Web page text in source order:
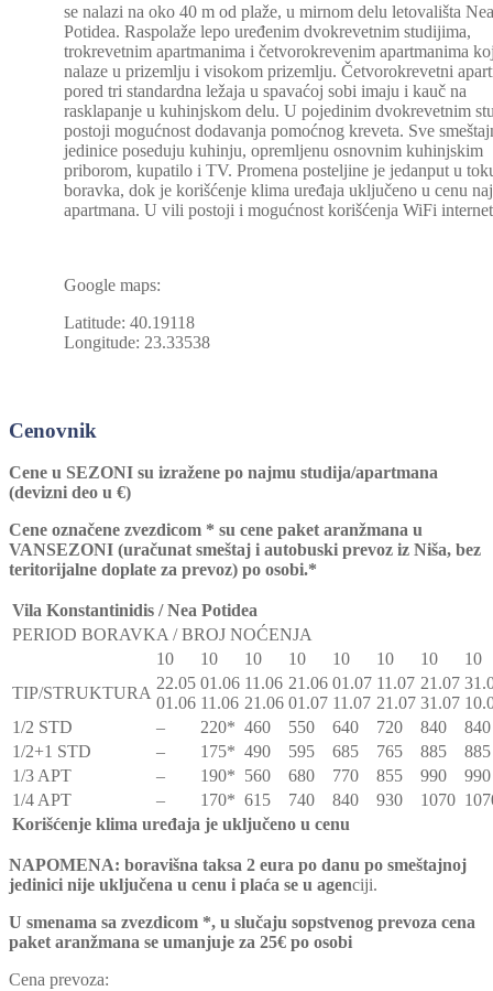
se nalazi na oko 40 m od plaže, u mirnom delu letovališta Nea
Potidea. Raspolaže lepo uređenim dvokrevetnim studijima,
trokrevetnim apartmanima i četvorokrevenim apartmanima
nalaze u prizemlju i visokom prizemlju. Četvorokrevetni
pored tri standardna ležaja u spavaćoj sobi imaju i kauč na
rasklapanje u kuhinjskom delu. U pojedinim dvokrevetnim
postoji mogućnost dodavanja pomoćnog kreveta. Sve
jedinice poseduju kuhinju, opremljenu osnovnim kuhinjskim
priborom, kupatilo i TV. Promena posteljine je jedanput u
boravka, dok je korišćenje klima uređaja uključeno u cenu
apartmana. U vili postoji i mogućnost korišćenja WiFi
Google maps:
Latitude: 40.19118
Longitude: 23.33538
Cenovnik
Cene u SEZONI su izražene po najmu studija/apartmana
(devizni deo u €)
Cene označene zvezdicom * su cene paket aranžmana u
VANSEZONI (uračunat smeštaj i autobuski prevoz iz Niša, bez
teritorijalne doplate za prevoz) po osobi.*
Vila Konstantinidis / Nea Potidea
PERIOD BORAVKA / BROJ NOĆENJA
10
10 10 10 10 10 10
10
TIP/STRUKTURA
22.05
01.06
01.06
11.06
11.06
21.06
21.06
01.07
01.07
11.07
11.07
21.07
21.07
31.07
1/2 STD
– 220* 460 550 640 720 840
840
1/2+1 STD
– 175* 490 595 685 765 885
885
1/3 APT
– 190* 560 680 770 855 990
990
1/4 APT
– 170* 615 740 840 930 1070
Korišćenje klima uređaja je uključeno u cenu
NAPOMENA: boravišna taksa 2 eura po danu po smeštajnoj
jedinici nije uključena u cenu i plaća se u agenciji.
U smenama sa zvezdicom *, u slučaju sopstvenog prevoza cena
paket aranžmana se umanjuje za 25€ po osobi
Cena prevoza: